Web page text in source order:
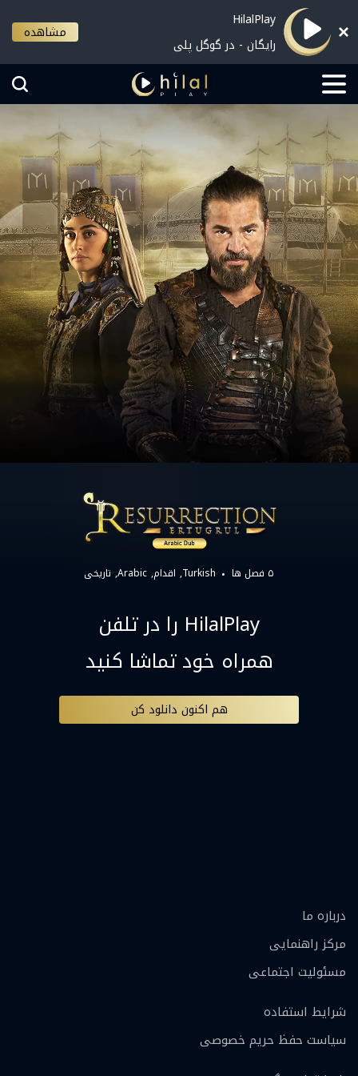
HilalPlay
رایگان - در گوگل پلی
مشاهده
۵ فصل ها Turkish اقدام Arabic تاریخی
HilalPlay را در تلفن
همراه خود تماشا کنید
هم اکنون دانلود کن
درباره ما
مرکز راهنمایی
مسئولیت اجتماعی
شرایط استفاده
سیاست حفظ حریم خصوصی